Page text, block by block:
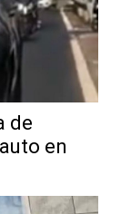
de
en